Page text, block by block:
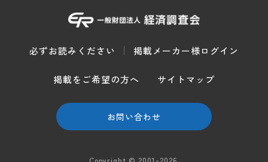
必ずお読みください 掲載メーカー様ログイン
掲載をご希望の方へ サイトマップ
お問い合わせ
Copyright © 2001-2026.